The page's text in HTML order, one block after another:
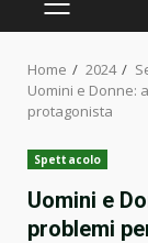
PRIMARY
Home 2024
Uomini e Donne:
protagonista
Spettacolo
Uomini e
problemi